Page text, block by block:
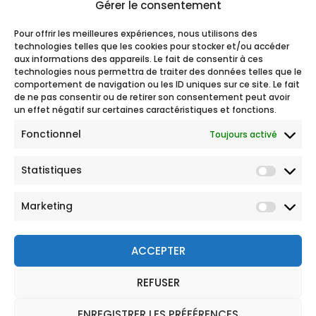
Gérer le consentement
Pour offrir les meilleures expériences, nous utilisons des
technologies telles que les cookies pour stocker et/ou accéder
aux informations des appareils. Le fait de consentir à ces
technologies nous permettra de traiter des données telles que le
comportement de navigation ou les ID uniques sur ce site. Le fait
de ne pas consentir ou de retirer son consentement peut avoir
un effet négatif sur certaines caractéristiques et fonctions.
Fonctionnel Toujours activé
Statistiques
Marketing
ACCEPTER
REFUSER